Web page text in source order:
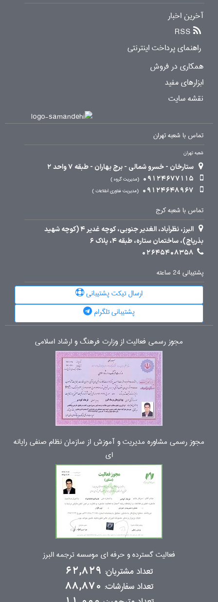
آخرین اخبار
RSS
راهنمای پرداخت اینترنتی
همکاری در فروش
ابزارهای مفید
نقشه سایت
تماس با شعبه تهران
شعبه تهران
ستارخان - خسرو شمالی - برج بهاران - طبقه 7 واحد 2
09124677115
مدیریت گروه
09124648967 مدیریت فناوری اطلاعات
تماس با شعبه کرج
البرز، نظرآباد، الغدیر جنوبی، کوچه غدیر 4 (کوچه شهید
بذرپاچ)، ساختمان ستاره، طبقه 4، پلاک 6
02645408358
پشتیبانی 24 ساعته
ارسال تیکت پشتیبانی
پشتیبانی تلگرام
مجوز رسمی فعالیت از وزارت فرهنگ و ارشاد اسلامی
مجوز رسمی مشاوره مدیریت و آموزش از سازمان نظام صنفی رایانه
ای
فعالیت گسترده و حرفه ای موسسه ترجمه البرز
تعداد مشتریان: 62,829
تعداد سفارشات: 88,870